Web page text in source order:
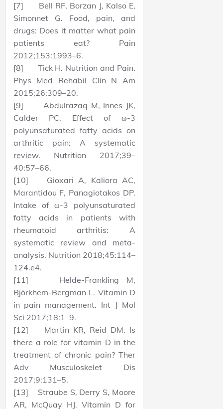
[7] Bell RF, Borzan J, Kalso E,
Simonnet G. Food, pain, and
drugs: Does it matter what pain
patients eat? Pain
2012;153:1993–6.
[8] Tick H. Nutrition and Pain.
Phys Med Rehabil Clin N Am
2015;26:309–20.
[9] Abdulrazaq M, Innes JK,
Calder PC. Effect of ω-3
polyunsaturated fatty acids on
arthritic pain: A systematic
review. Nutrition 2017;39–
40:57–66.
[10] Gioxari A, Kaliora AC,
Marantidou F, Panagiotakos DP.
Intake of ω-3 polyunsaturated
fatty acids in patients with
rheumatoid arthritis: A
systematic review and meta-
analysis. Nutrition 2018;45:114–
124.e4.
[11] Helde-Frankling M,
Björkhem-Bergman L. Vitamin D
in pain management. Int J Mol
Sci 2017;18:1–9.
[12] Martin KR, Reid DM. Is
there a role for vitamin D in the
treatment of chronic pain? Ther
Adv Musculoskelet Dis
2017;9:131–5.
[13] Straube S, Derry S, Moore
AR, McQuay HJ. Vitamin D for